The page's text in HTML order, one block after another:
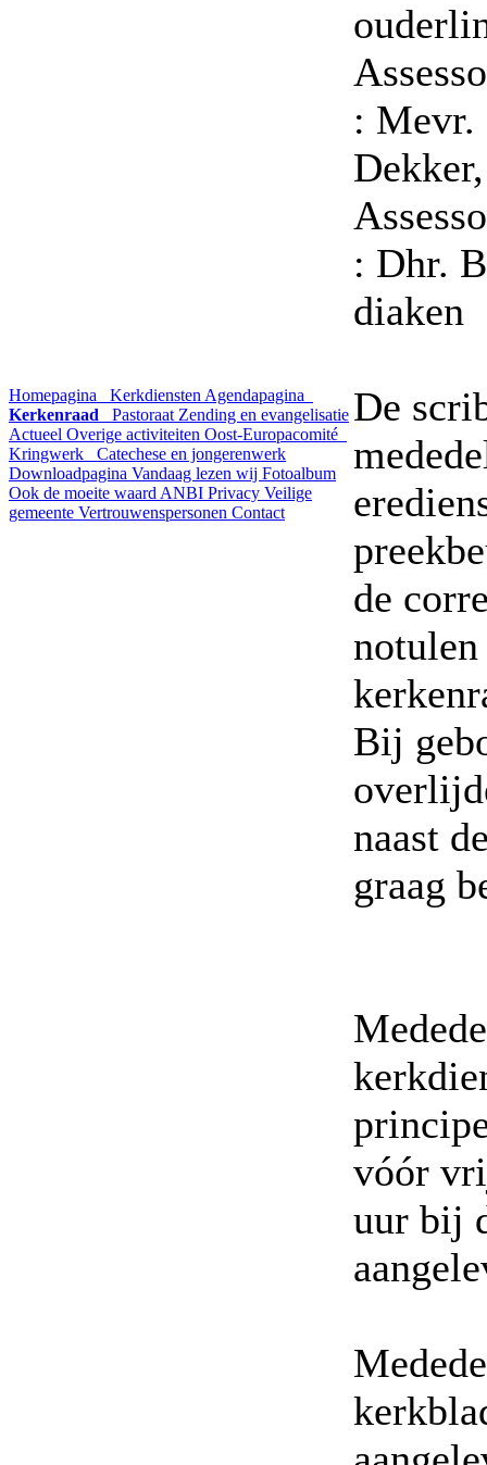
Homepagina Kerkdiensten Agendapagina
Kerkenraad
Pastoraat Zending en evangelisatie
Actueel Overige activiteiten Oost-Europacomité
Kringwerk
Catechese en jongerenwerk
Downloadpagina Vandaag lezen wij Fotoalbum
Ook de moeite waard ANBI Privacy Veilige
gemeente Vertrouwenspersonen Contact
:
: Dhr.
diaken
De
de
Bij
naast
graag
vóór
uur bij